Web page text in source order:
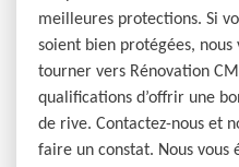
meilleures protections. Si
soient bien protégées, nous
tourner vers Rénovation
qualifications d’offrir une
de rive. Contactez-nous et
faire un constat. Nous vous